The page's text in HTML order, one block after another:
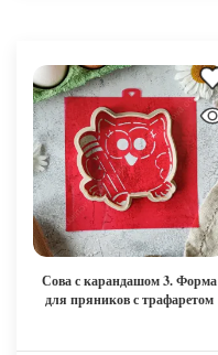
Сова с карандашом 3. Форма
для пряников с трафаретом